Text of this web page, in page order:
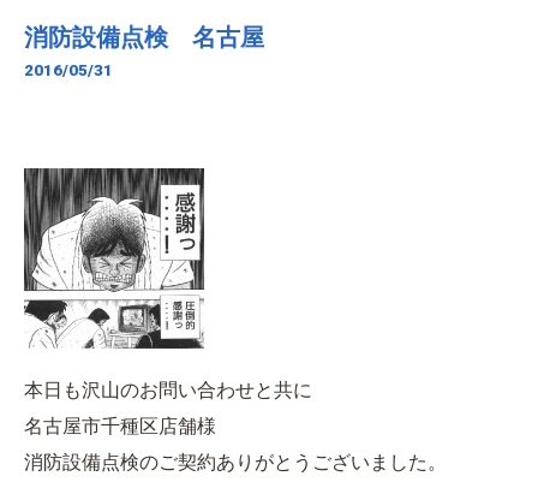
消防設備点検 名古屋
2016/05/31
本日も沢山のお問い合わせと共に
名古屋市千種区店舗様
消防設備点検のご契約ありがとうございました。